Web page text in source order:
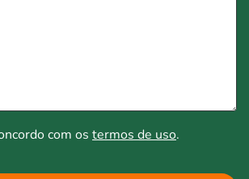
com os termos de uso.